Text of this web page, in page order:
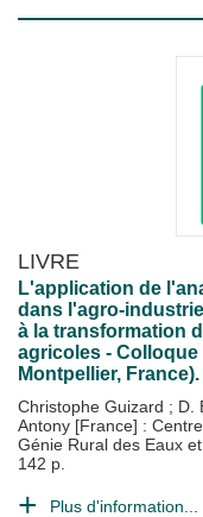
LIVRE
L'application de
dans l'agro-
à la transformation
agricoles - Colloque
Montpellier, France).
Christophe Guizard ; D.
Antony [France] :
Génie Rural des Eaux
142 p.
Plus d'information...